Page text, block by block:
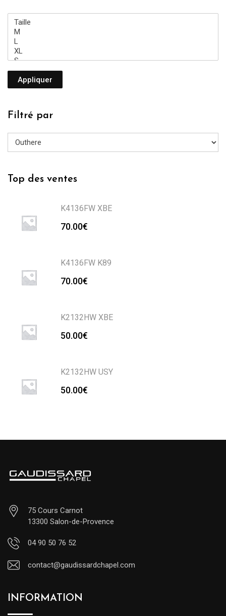
Appliquer
Filtré par
Top des ventes
K4136FW XBE
70.00€
K4136FW K89
70.00€
K2132HW XBE
50.00€
K2132HW USY
50.00€
75 Cours Carnot
13300 Salon-de-Provence
04 90 50 76 52
contact@gaudissardchapel.com
INFORMATION